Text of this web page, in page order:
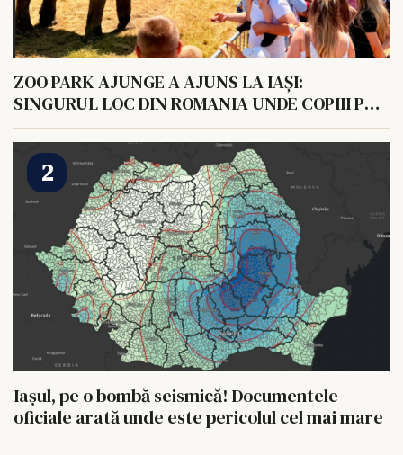
ZOO PARK AJUNGE A AJUNS LA IAȘI:
SINGURUL LOC DIN ROMANIA UNDE COPIII POT
HRANI UN ELEFANT
Iașul, pe o bombă seismică! Documentele
oficiale arată unde este pericolul cel mai mare